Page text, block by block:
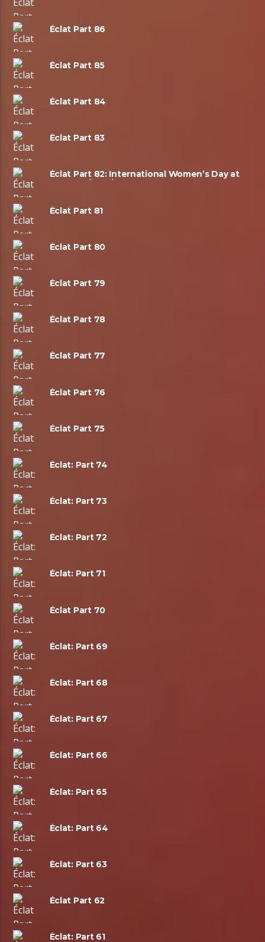
Éclat Part 86
Éclat Part 85
Éclat Part 84
Éclat Part 83
Éclat Part 82: International Women’s Day at
House Of Music!
Éclat Part 81
Éclat Part 80
Éclat Part 79
Éclat Part 78
Éclat Part 77
Éclat Part 76
Éclat Part 75
Éclat: Part 74
Éclat: Part 73
Éclat: Part 72
Éclat: Part 71
Éclat Part 70
Éclat: Part 69
Éclat: Part 68
Éclat: Part 67
Éclat: Part 66
Éclat: Part 65
Éclat: Part 64
Éclat: Part 63
Éclat Part 62
Éclat: Part 61